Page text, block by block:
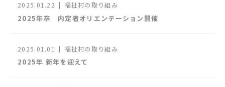
2025.01.22 福祉村の取り組み
2025年卒 内定者オリエンテーション開催
2025.01.01 福祉村の取り組み
2025年 新年を迎えて